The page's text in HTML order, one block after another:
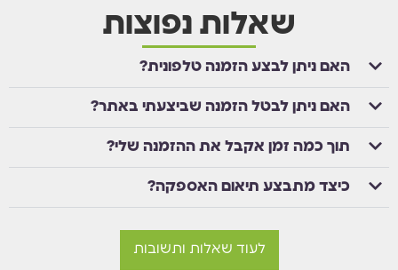
שאלות נפוצות
האם ניתן לבצע הזמנה טלפונית?
האם ניתן לבטל הזמנה שביצעתי באתר?
תוך כמה זמן אקבל את ההזמנה שלי?
כיצד מתבצע תיאום האספקה?
לעוד שאלות ותשובות